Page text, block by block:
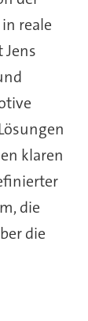
reale
klaren
die
die